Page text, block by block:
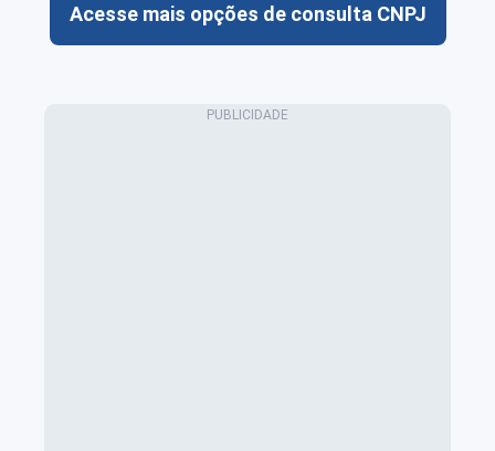
Acesse mais opções de consulta CNPJ